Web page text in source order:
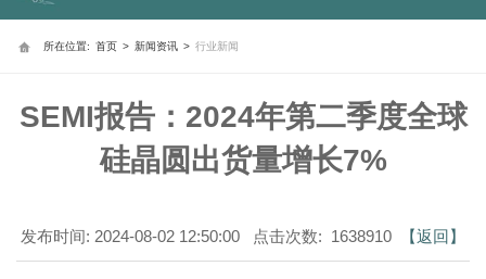
所在位置: 首页 > 新闻资讯 > 行业新闻
SEMI报告：2024年第二季度全球
硅晶圆出货量增长7%
发布时间: 2024-08-02 12:50:00 点击次数: 1638910 【返回】